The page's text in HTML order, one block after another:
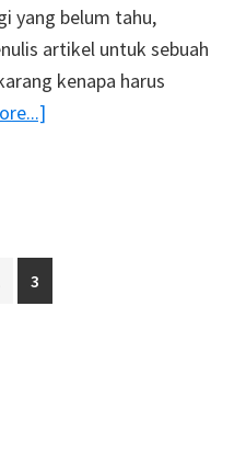
yang belum tahu,
artikel untuk sebuah
kenapa harus
Duasudara.com!
Page
3